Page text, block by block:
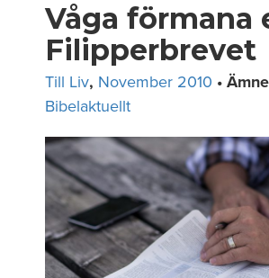
Våga förmana
Filipperbrevet
Till Liv, November 2010 •
Bibelaktuellt